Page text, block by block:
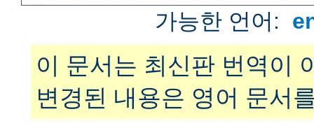
가능한 언어:
이 문서는 최신판 번역이
변경된 내용은 영어 문서